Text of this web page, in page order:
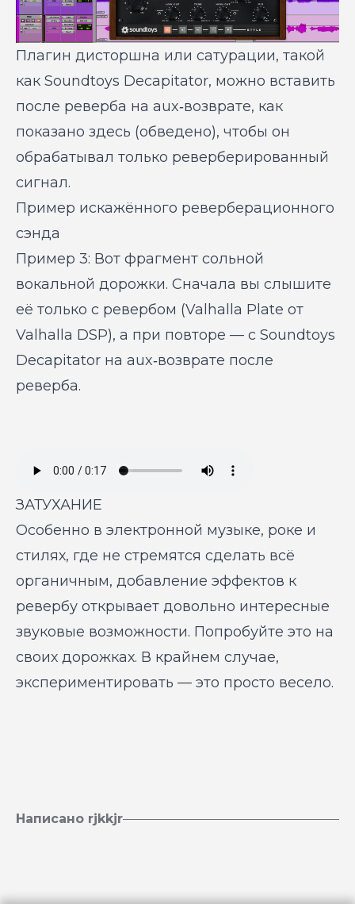
Плагин дисторшна или сатурации, такой
как Soundtoys Decapitator, можно вставить
после реверба на aux‑возврате, как
показано здесь (обведено), чтобы он
обрабатывал только реверберированный
сигнал.
Пример искажённого реверберационного
сэнда
Пример 3: Вот фрагмент сольной
вокальной дорожки. Сначала вы слышите
её только с ревербом (Valhalla Plate от
Valhalla DSP), а при повторе — с Soundtoys
Decapitator на aux‑возврате после
реверба.
ЗАТУХАНИЕ
Особенно в электронной музыке, роке и
стилях, где не стремятся сделать всё
органичным, добавление эффектов к
ревербу открывает довольно интересные
звуковые возможности. Попробуйте это на
своих дорожках. В крайнем случае,
экспериментировать — это просто весело.
Написано rjkkjr